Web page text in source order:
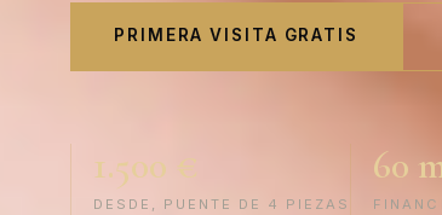
PRIMERA VISITA GRATIS
1.500 €
DESDE, PUENTE DE 4 PIEZAS
60